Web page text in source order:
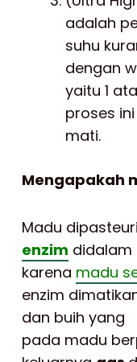
adalah
suhu
dengan
yaitu 1
proses
mati.
Mengapakah
Madu
enzim didalam
karena madu
enzim
dan buih yang
pada madu